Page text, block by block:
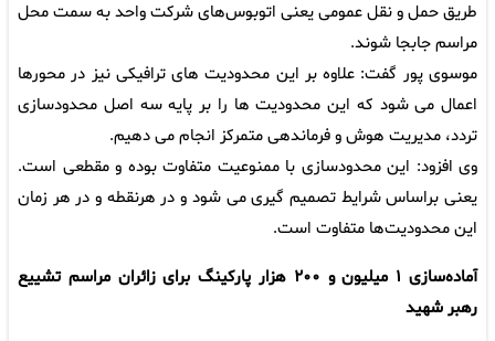
طریق حمل و نقل عمومی یعنی اتوبوس‌های شرکت واحد به سمت محل
مراسم جابجا شوند.
موسوی پور گفت: علاوه بر این محدودیت های ترافیکی نیز در محورها
اعمال می شود که این محدودیت ها را بر پایه سه اصل محدودسازی
تردد، مدیریت هوش و فرماندهی متمرکز انجام می دهیم.
وی افزود: این محدودسازی با ممنوعیت متفاوت بوده و مقطعی است.
یعنی براساس شرایط تصمیم گیری می شود و در هرنقطه و در هر زمان
این محدودیت‌ها متفاوت است.
آماده‌سازی ۱ میلیون و ۲۰۰ هزار پارکینگ برای زائران مراسم تشییع
رهبر شهید